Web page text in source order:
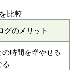
比較
グのメリット
の時間を増やせる
る